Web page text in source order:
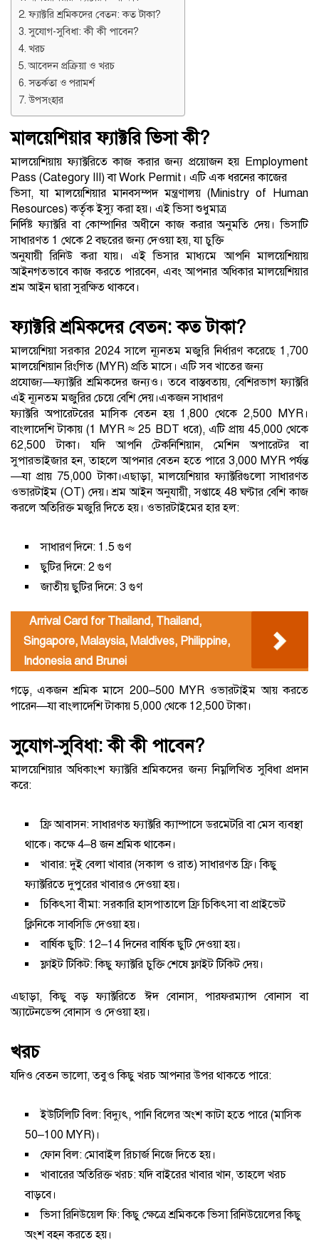
ফ্যাক্টরি শ্রমিকদের বেতন: কত টাকা?
সুযোগ-সুবিধা: কী কী পাবেন?
খরচ
আবেদন প্রক্রিয়া ও খরচ
সতর্কতা ও পরামর্শ
উপসংহার
মালয়েশিয়ার ফ্যাক্টরি ভিসা কী?
মালয়েশিয়ায় ফ্যাক্টরিতে কাজ করার জন্য প্রয়োজন হয় Employment
Pass (Category III) বা Work Permit। এটি এক ধরনের কাজের
ভিসা, যা মালয়েশিয়ার মানবসম্পদ মন্ত্রণালয় (Ministry of Human
Resources) কর্তৃক ইস্যু করা হয়। এই ভিসা শুধুমাত্র
নির্দিষ্ট ফ্যাক্টরি বা কোম্পানির অধীনে কাজ করার অনুমতি দেয়। ভিসাটি
সাধারণত 1 থেকে 2 বছরের জন্য দেওয়া হয়, যা চুক্তি
অনুযায়ী রিনিউ করা যায়। এই ভিসার মাধ্যমে আপনি মালয়েশিয়ায়
আইনগতভাবে কাজ করতে পারবেন, এবং আপনার অধিকার মালয়েশিয়ার
শ্রম আইন দ্বারা সুরক্ষিত থাকবে।
ফ্যাক্টরি শ্রমিকদের বেতন: কত টাকা?
মালয়েশিয়া সরকার 2024 সালে ন্যূনতম মজুরি নির্ধারণ করেছে 1,700
মালয়েশিয়ান রিংগিত (MYR) প্রতি মাসে। এটি সব খাতের জন্য
প্রযোজ্য—ফ্যাক্টরি শ্রমিকদের জন্যও। তবে বাস্তবতায়, বেশিরভাগ ফ্যাক্টরি
এই ন্যূনতম মজুরির চেয়ে বেশি দেয়।একজন সাধারণ
ফ্যাক্টরি অপারেটরের মাসিক বেতন হয় 1,800 থেকে 2,500 MYR।
বাংলাদেশি টাকায় (1 MYR ≈ 25 BDT ধরে), এটি প্রায় 45,000 থেকে
62,500 টাকা। যদি আপনি টেকনিশিয়ান, মেশিন অপারেটর বা
সুপারভাইজার হন, তাহলে আপনার বেতন হতে পারে 3,000 MYR পর্যন্ত
—যা প্রায় 75,000 টাকা।এছাড়া, মালয়েশিয়ার ফ্যাক্টরিগুলো সাধারণত
ওভারটাইম (OT) দেয়। শ্রম আইন অনুযায়ী, সপ্তাহে 48 ঘণ্টার বেশি কাজ
করলে অতিরিক্ত মজুরি দিতে হয়। ওভারটাইমের হার হল:
সাধারণ দিনে: 1.5 গুণ
ছুটির দিনে: 2 গুণ
জাতীয় ছুটির দিনে: 3 গুণ
Arrival Card for Thailand, Thailand,
Singapore, Malaysia, Maldives, Philippine,
Indonesia and Brunei
গড়ে, একজন শ্রমিক মাসে 200–500 MYR ওভারটাইম আয় করতে
পারেন—যা বাংলাদেশি টাকায় 5,000 থেকে 12,500 টাকা।
সুযোগ-সুবিধা: কী কী পাবেন?
মালয়েশিয়ার অধিকাংশ ফ্যাক্টরি শ্রমিকদের জন্য নিম্নলিখিত সুবিধা প্রদান
করে:
ফ্রি আবাসন: সাধারণত ফ্যাক্টরি ক্যাম্পাসে ডরমেটরি বা মেস ব্যবস্থা
থাকে। কক্ষে 4–8 জন শ্রমিক থাকেন।
খাবার: দুই বেলা খাবার (সকাল ও রাত) সাধারণত ফ্রি। কিছু
ফ্যাক্টরিতে দুপুরের খাবারও দেওয়া হয়।
চিকিৎসা বীমা: সরকারি হাসপাতালে ফ্রি চিকিৎসা বা প্রাইভেট
ক্লিনিকে সাবসিডি দেওয়া হয়।
বার্ষিক ছুটি: 12–14 দিনের বার্ষিক ছুটি দেওয়া হয়।
ফ্লাইট টিকিট: কিছু ফ্যাক্টরি চুক্তি শেষে ফ্লাইট টিকিট দেয়।
এছাড়া, কিছু বড় ফ্যাক্টরিতে ঈদ বোনাস, পারফরম্যান্স বোনাস বা
অ্যাটেনডেন্স বোনাস ও দেওয়া হয়।
খরচ
যদিও বেতন ভালো, তবুও কিছু খরচ আপনার উপর থাকতে পারে:
ইউটিলিটি বিল: বিদ্যুৎ, পানি বিলের অংশ কাটা হতে পারে (মাসিক
50–100 MYR)।
ফোন বিল: মোবাইল রিচার্জ নিজে দিতে হয়।
খাবারের অতিরিক্ত খরচ: যদি বাইরের খাবার খান, তাহলে খরচ
বাড়বে।
ভিসা রিনিউয়েল ফি: কিছু ক্ষেত্রে শ্রমিককে ভিসা রিনিউয়েলের কিছু
অংশ বহন করতে হয়।